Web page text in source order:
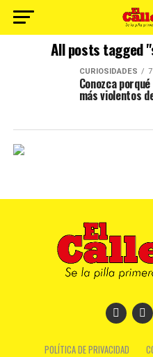
All posts tagged
CURIOSIDADES
Conozca
más violentos
POLÍTICA DE PRIVACIDAD